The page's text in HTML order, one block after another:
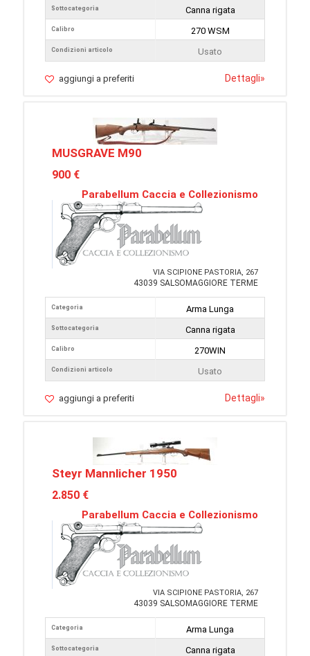
Sottocategoria
Calibro
Condizioni articolo
Canna rigata
270 WSM
Usato
aggiungi a preferiti Dettagli»
MUSGRAVE M90
900 €
Parabellum Caccia e Collezionismo
VIA SCIPIONE PASTORIA, 267
43039 SALSOMAGGIORE TERME
Categoria
Sottocategoria
Calibro
Condizioni articolo
Arma Lunga
Canna rigata
270WIN
Usato
aggiungi a preferiti Dettagli»
Steyr Mannlicher 1950
2.850 €
Parabellum Caccia e Collezionismo
VIA SCIPIONE PASTORIA, 267
43039 SALSOMAGGIORE TERME
Categoria
Sottocategoria
Arma Lunga
Canna rigata